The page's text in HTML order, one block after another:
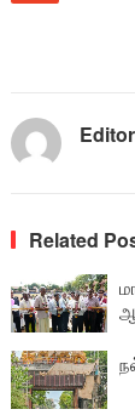
Editor
Related